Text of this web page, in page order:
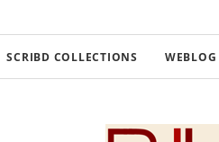
SCRIBD COLLECTIONS WEBLOG